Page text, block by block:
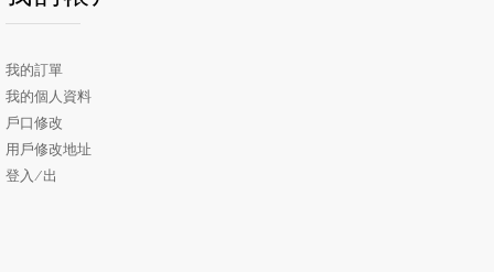
我的訂單
我的個人資料
戶口修改
用戶修改地址
登入/出